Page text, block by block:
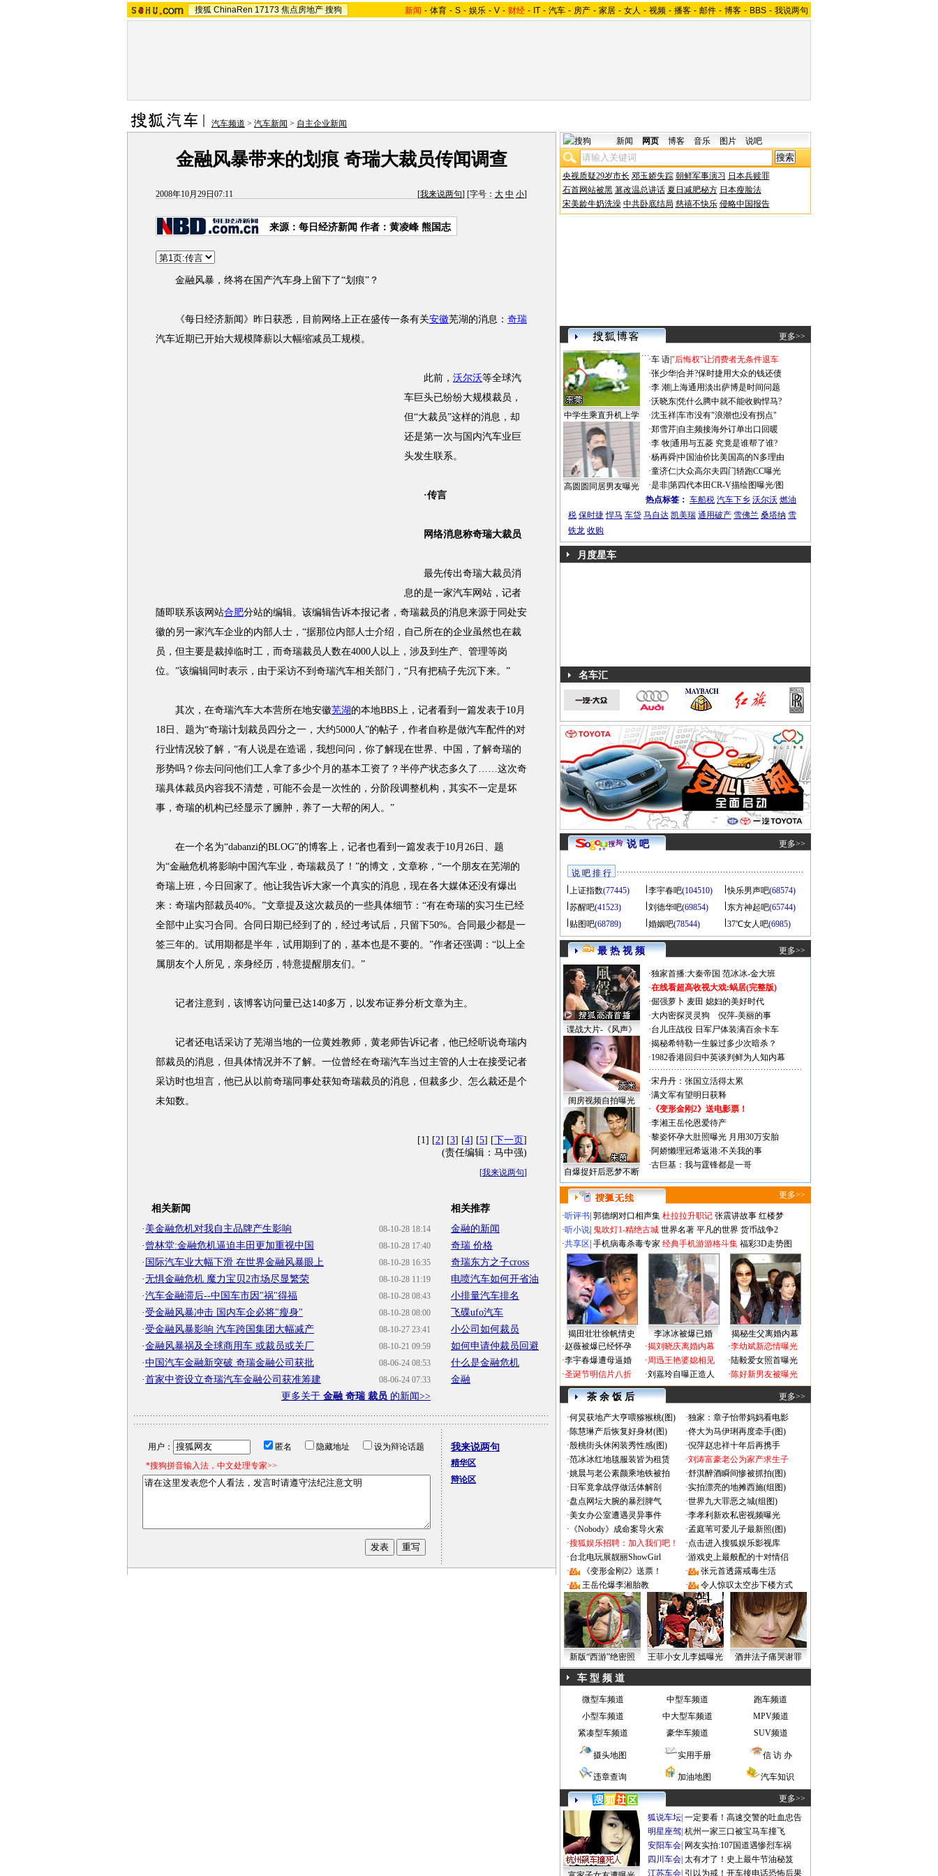
搜狐 ChinaRen 17173 焦点房地产 搜狗 新闻 - 体育 - S - 娱乐 - V - 财经 - IT - 汽车 - 房产 - 家居 - 女人 - 视频 - 播客 - 邮件 - 博客 - BBS - 我说两句
汽车频道 > 汽车新闻 > 自主企业新闻
金融风暴带来的划痕 奇瑞大裁员传闻调查
2008年10月29日07:11 [我来说两句] [字号： 大 中 小]
来源：每日经济新闻 作者：黄凌峰 熊国志
金融风暴，终将在国产汽车身上留下了“划痕”？
《每日经济新闻》昨日获悉，目前网络上正在盛传一条有关安徽芜湖的消息： 奇瑞
汽车近期已开始大规模降薪以大幅缩减员工规模。
此前， 沃尔沃等全球汽
车巨头已纷纷大规模裁员，
但“大裁员”这样的消息，却
还是第一次与国内汽车业巨
头发生联系。
·传言
网络消息称奇瑞大裁员
最先传出奇瑞大裁员消
息的是一家汽车网站，记者
随即联系该网站合肥分站的编辑。该编辑告诉本报记者，奇瑞裁员的消息来源于同处安
徽的另一家汽车企业的内部人士，“据那位内部人士介绍，自己所在的企业虽然也在裁
员，但主要是裁掉临时工，而奇瑞裁员人数在4000人以上，涉及到生产、管理等岗
位。”该编辑同时表示，由于采访不到奇瑞汽车相关部门，“只有把稿子先沉下来。”
其次，在奇瑞汽车大本营所在地安徽芜湖 的本地BBS上，记者看到一篇发表于10月
18日、题为“奇瑞计划裁员四分之一，大约5000人”的帖子，作者自称是做汽车配件的对
行业情况较了解，“有人说是在造谣，我想问问，你了解现在世界、中国，了解奇瑞的
形势吗？你去问问他们工人拿了多少个月的基本工资了？半停产状态多久了……这次奇
瑞具体裁员内容我不清楚，可能不会是一次性的，分阶段调整机构，其实不一定是坏
事，奇瑞的机构已经显示了臃肿，养了一大帮的闲人。”
在一个名为“dabanzi的BLOG”的博客上，记者也看到一篇发表于10月26日、题
为“金融危机将影响中国汽车业，奇瑞裁员了！”的博文，文章称，“一个朋友在芜湖的
奇瑞上班，今日回家了。他让我告诉大家一个真实的消息，现在各大媒体还没有爆出
来：奇瑞内部裁员40%。”文章提及这次裁员的一些具体细节：“有在奇瑞的实习生已经
全部中止实习合同。合同日期已经到了的，经过考试后，只留下50%。合同最少都是一
签三年的。试用期都是半年，试用期到了的，基本也是不要的。”作者还强调：“以上全
属朋友个人所见，亲身经历，特意提醒朋友们。”
记者注意到，该博客访问量已达140多万，以发布证券分析文章为主。
记者还电话采访了芜湖当地的一位黄姓教师，黄老师告诉记者，他已经听说奇瑞内
部裁员的消息，但具体情况并不了解。一位曾经在奇瑞汽车当过主管的人士在接受记者
采访时也坦言，他已从以前奇瑞同事处获知奇瑞裁员的消息，但裁多少、怎么裁还是个
未知数。
[1] [2] [3] [4] [5] [下一页]
(责任编辑：马中强)
[我来说两句]
相关新闻
08-10-28 18:14
· 美金融危机对我自主品牌产生影响
08-10-28 17:40
· 曾林堂:金融危机逼迫丰田更加重视中国
08-10-28 16:35
· 国际汽车业大幅下滑 在世界金融风暴眼上
08-10-28 11:19
·无惧金融危机 魔力宝贝2市场尽显繁荣
08-10-28 08:43
·汽车金融滞后--中国车市因"祸"得福
08-10-28 08:00
·受金融风暴冲击 国内车企必将"瘦身"
08-10-27 23:41
·受金融风暴影响 汽车跨国集团大幅减产
08-10-21 09:59
·金融风暴祸及全球商用车 或裁员或关厂
08-06-24 08:53
·中国汽车金融新突破 奇瑞金融公司获批
08-06-24 07:33
·首家中资设立奇瑞汽车金融公司获准筹建
更多关于 金融 奇瑞 裁员 的新闻>>
相关推荐
金融的新闻
奇瑞 价格
奇瑞东方之子cross
电喷汽车如何开省油
小排量汽车排名
飞碟ufo汽车
小公司如何裁员
如何申请仲裁员回避
什么是金融危机
金融
用户： 匿名 隐藏地址
设为辩论话题
*搜狗拼音输入法，中文处理专家>>
我来说两句
精华区
辩论区
新闻 网页 博客 音乐 图片 说吧
央视质疑29岁市长 邓玉娇失踪 朝鲜军事演习 日本兵赎罪
石首网站被黑 篡改温总讲话 夏日减肥秘方 日本瘦脸法
宋美龄牛奶洗澡 中共卧底结局 慈禧不快乐 侵略中国报告
更多>>
中学生乘直升机上学
高圆圆同居男友曝光
·车 语|"后悔权"让消费者无条件退车
·张少华|合并?保时捷用大众的钱还债
·李 潮 上海通用淡出萨博是时间问题
·沃晓东|凭什么腾中就不能收购悍马?
·沈玉祥|车市没有"浪潮也没有拐点"
·郑雪芹| 自主频接海外订单出口回暖
·李 牧|通用与五菱 究竟是谁帮了谁?
·杨再舜|中国油价比美国高的N多理由
·童济仁|大众高尔夫四门轿跑CC曝光
·是非|第四代本田CR-V描绘图曝光/图
热点标签： 车船税 汽车下乡 沃尔沃 燃油
税 保时捷 悍马 车贷 马自达 凯美瑞 通用破产 雪佛兰 桑塔纳 雪
铁龙 收购
月度星车
名车汇
说 吧 更多>>
说 吧 排 行
上证指数(77445) 李宇春吧(104510) 快乐男声吧(68574)
苏醒吧(41523) 刘德华吧(69854) 东方神起吧(65744)
贴图吧(68789) 婚姻吧(78544) 37℃女人吧(6985)
最 热 视 频 更多>>
谍战大片-《风声》
闺房视频自拍曝光
自爆捉奸后恶梦不断
·独家首播:大秦帝国 范冰冰-金大班
·在线看超高收视大戏:蜗居(完整版)
·倔强萝卜 麦田 媳妇的美好时代
·大内密探灵灵狗
倪萍-美丽的事
·台儿庄战役 日军尸体装满百余卡车
·揭秘希特勒一生躲过多少次暗杀？
·1982香港回归中英谈判鲜为人知内幕
·宋丹丹：张国立活得太累
·满文军有望明日获释
· 《变形金刚2》送电影票！
·李湘王岳伦恩爱待产
·黎姿怀孕大肚照曝光 月用30万安胎
·阿娇懒理冠希返港:不关我的事
·古巨基：我与霆锋都是一哥
更多>>
·听评书 郭德纲对口相声集 杜拉拉升职记 张震讲故事 红楼梦
·听小说 鬼吹灯1-精绝古城 世界名著 平凡的世界 货币战争2
·共享区 手机病毒杀毒专家 经典手机游游格斗集 福彩3D走势图
揭田壮壮徐帆情史 李冰冰被爆已婚
揭秘生父离婚内幕
·赵薇被爆已经怀孕
·李宇春爆遭母逼婚
·圣诞节明信片八折
·揭刘晓庆离婚内幕
·周迅王艳婆媳相见
·刘嘉玲自曝正造人
·李幼斌新恋情曝光
·陆毅爱女照首曝光
·陈好新男友被曝光
茶 余 饭 后 更多>>
·何炅获地产大亨喂猕猴桃(图) ·独家：章子怡带妈妈看电影
·陈慧琳产后恢复好身材(图) ·佟大为马伊琍再度牵手(图)
·殷桃街头休闲装秀性感(图) ·倪萍赵忠祥十年后再携手
·范冰冰红地毯服装皆为租赁 ·刘涛富豪老公为家产求生子
·姚晨与老公素颜乘地铁被拍 ·舒淇醉酒瞬间惨被抓拍(图)
· 日军竟拿战俘做活体解剖 ·实拍漂亮的地摊西施(组图)
·盘点网坛大腕的暴烈脾气 ·世界九大罪恶之城(组图)
·美女办公室遭遇灵异事件 ·李孝利新欢私密视频曝光
· 《Nobody》成命案导火索 ·孟庭苇可爱儿子最新照(图)
·搜狐娱乐招聘：加入我们吧！ ·点击进入搜狐娱乐影视库
·台北电玩展靓丽ShowGirl ·游戏史上最般配的十对情侣
·
《变形金刚2》送票！ ·
张元首透露戒毒生活
·
王岳伦爆李湘胎教 · 令人惊叹太空步下楼方式
新版“西游”绝密照 王菲小女儿李嫣曝光 酒井法子痛哭谢罪
车 型 频 道
微型车频道 中型车频道
跑车频道
小型车频道
中大型车频道
MPV频道
紧凑型车频道
豪华车频道 SUV频道
摄头地图 实用手册 信 访 办
违章查询 加油地图 汽车知识
更多>>
狐说车坛 一定要看！高速交警的吐血忠告
明星座驾 杭州一家三口被宝马车撞飞
安阳车会 网友实拍:107国道遇惨烈车祸
四川车会 太有才了！史上最牛节油秘笈
江苏车会 引以为戒！开车接电话恐怖后果